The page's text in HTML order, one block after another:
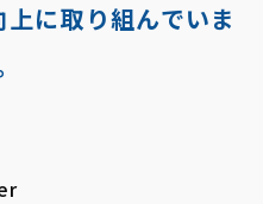
に取り組んでいま